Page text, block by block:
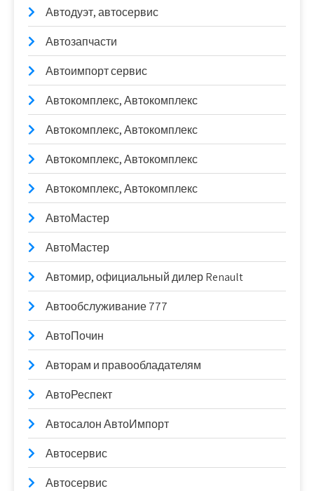
Автодуэт, автосервис
Автозапчасти
Автоимпорт сервис
Автокомплекс, Автокомплекс
Автокомплекс, Автокомплекс
Автокомплекс, Автокомплекс
Автокомплекс, Автокомплекс
АвтоМастер
АвтоМастер
Автомир, официальный дилер Renault
Автообслуживание 777
АвтоПочин
Авторам и правообладателям
АвтоРеспект
Автосалон АвтоИмпорт
Автосервис
Автосервис